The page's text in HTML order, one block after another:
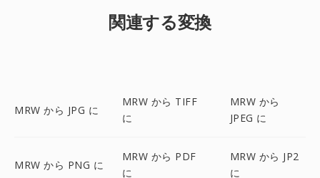
関連する変換
MRW から JPG に
MRW から TIFF
に
MRW から
JPEG に
MRW から PNG に
MRW から PDF
に
MRW から JP2
に